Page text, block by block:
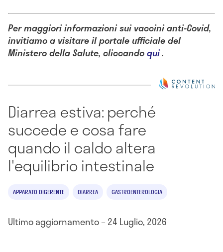
Per maggiori informazioni sui vaccini anti-Covid,
invitiamo a visitare il portale ufficiale del
Ministero della Salute, cliccandoqui.
Diarrea estiva: perché
succede e cosa fare
quando il caldo altera
l'equilibrio intestinale
APPARATO DIGERENTE DIARREA GASTROENTEROLOGIA
Ultimo aggiornamento – 24 Luglio, 2026